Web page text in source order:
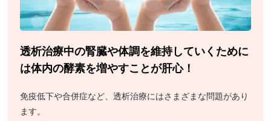
透析治療中の腎臓や体調を維持していくために
は体内の酵素を増やすことが肝心！
免疫低下や合併症など、透析治療にはさまざまな問題があり
ます。